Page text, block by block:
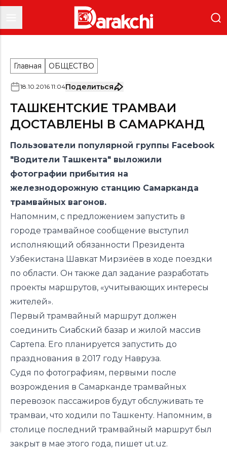
Главная ОБЩЕСТВО
18.10.2016 11:04Поделиться
ТАШКЕНТСКИЕ ТРАМВАИ
ДОСТАВЛЕНЫ В САМАРКАНД
Пользователи популярной группы Facebоok
"Водители Ташкента" выложили
фотографии прибытия на
железнодорожную станцию Самарканда
трамвайных вагонов.
Напомним, с предложением запустить в
городе трамвайное сообщение выступил
исполняющий обязанности Президента
Узбекистана Шавкат Мирзиёев в ходе поездки
по области. Он также дал задание разработать
проекты маршрутов, «учитывающих интересы
жителей».
Первый трамвайный маршрут должен
соединить Сиабский базар и жилой массив
Сартепа. Его планируется запустить до
празднования в 2017 году Навруза.
Судя по фотографиям, первыми после
возрождения в Самарканде трамвайных
перевозок пассажиров будут обслуживать те
трамваи, что ходили по Ташкенту. Напомним, в
столице последний трамвайный маршрут был
закрыт в мае этого года, пишет ut.uz.